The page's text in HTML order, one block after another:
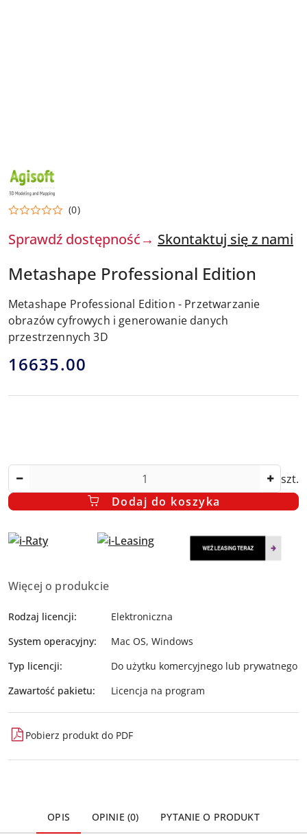
DYSTRYBUTOR
OPROGRAMOWANIA
AGISOFT
(0)
Sprawdź dostępność→ Skontaktuj się z nami
Metashape Professional Edition
Metashape Professional Edition - Przetwarzanie
obrazów cyfrowych i generowanie danych
przestrzennych 3D
cena:
16635.00
szt.
Dodaj do koszyka
i
dostawa
Więcej o produkcie
Rodzaj licencji:
Elektroniczna
System operacyjny:
Mac OS, Windows
Typ licencji:
Do użytku komercyjnego lub prywatnego
Zawartość pakietu:
Licencja na program
Pobierz produkt do PDF
OPIS OPINIE (0) PYTANIE O PRODUKT